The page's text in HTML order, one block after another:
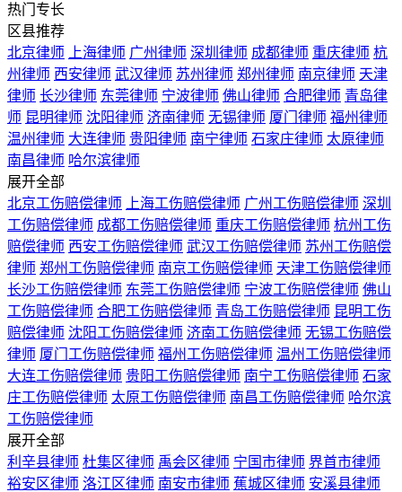
热门专长
区县推荐
北京律师
上海律师 广州律师 深圳律师 成都律师 重庆律师 杭
州律师 西安律师 武汉律师 苏州律师 郑州律师 南京律师 天津
律师 长沙律师 东莞律师 宁波律师 佛山律师 合肥律师 青岛律
师 昆明律师 沈阳律师 济南律师 无锡律师 厦门律师 福州律师
温州律师 大连律师 贵阳律师 南宁律师 石家庄律师 太原律师
南昌律师 哈尔滨律师
展开全部
北京工伤赔偿律师
上海工伤赔偿律师 广州工伤赔偿律师 深圳
工伤赔偿律师 成都工伤赔偿律师 重庆工伤赔偿律师 杭州工伤
赔偿律师 西安工伤赔偿律师 武汉工伤赔偿律师 苏州工伤赔偿
律师 郑州工伤赔偿律师 南京工伤赔偿律师 天津工伤赔偿律师
长沙工伤赔偿律师 东莞工伤赔偿律师 宁波工伤赔偿律师 佛山
工伤赔偿律师 合肥工伤赔偿律师 青岛工伤赔偿律师 昆明工伤
赔偿律师 沈阳工伤赔偿律师 济南工伤赔偿律师 无锡工伤赔偿
律师 厦门工伤赔偿律师 福州工伤赔偿律师 温州工伤赔偿律师
大连工伤赔偿律师 贵阳工伤赔偿律师 南宁工伤赔偿律师 石家
庄工伤赔偿律师 太原工伤赔偿律师 南昌工伤赔偿律师 哈尔滨
工伤赔偿律师
展开全部
利辛县律师 杜集区律师 禹会区律师 宁国市律师 界首市律师
裕安区律师 洛江区律师 南安市律师 蕉城区律师 安溪县律师